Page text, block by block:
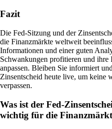
Fazit
Die Fed-Sitzung und der
die Finanzmärkte weltweit
Informationen und einer guten
Schwankungen profitieren und ihre
anpassen. Bleiben Sie informiert
Zinsentscheid heute live, um keine
verpassen.
Was ist der Fed-
wichtig für die